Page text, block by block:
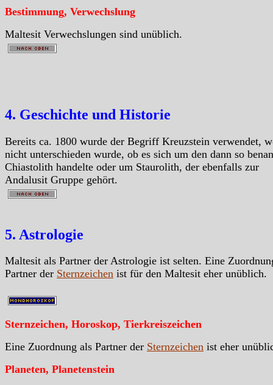
Bestimmung, Verwechslung
Maltesit Verwechslungen sind unüblich.
4. Geschichte und Historie
Bereits ca. 1800 wurde der Begriff Kreuzstein verwendet,
nicht unterschieden wurde, ob es sich um den dann so
Chiastolith handelte oder um Staurolith, der ebenfalls zur
Andalusit Gruppe gehört.
5. Astrologie
Maltesit als Partner der Astrologie ist selten. Eine
Partner der Sternzeichen ist für den Maltesit eher unüblich.
Sternzeichen, Horoskop, Tierkreiszeichen
Eine Zuordnung als Partner der Sternzeichen ist eher
Planeten, Planetenstein